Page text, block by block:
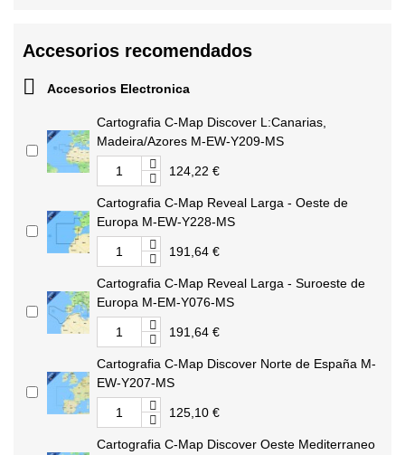
Accesorios recomendados
 Accesorios Electronica
Cartografia C-Map Discover L:Canarias,
Madeira/Azores M-EW-Y209-MS
124,22 €
Cartografia C-Map Reveal Larga - Oeste de
Europa M-EW-Y228-MS
191,64 €
Cartografia C-Map Reveal Larga - Suroeste de
Europa M-EM-Y076-MS
191,64 €
Cartografia C-Map Discover Norte de España M-
EW-Y207-MS
125,10 €
Cartografia C-Map Discover Oeste Mediterraneo